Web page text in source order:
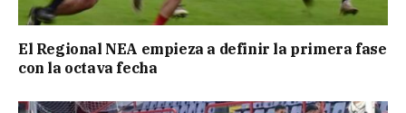
El Regional NEA empieza a definir la primera fase
con la octava fecha